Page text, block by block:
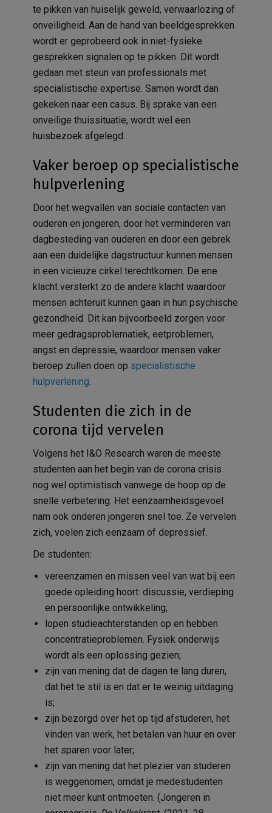
te pikken van huiselijk geweld, verwaarlozing of
onveiligheid. Aan de hand van beeldgesprekken
wordt er geprobeerd ook in niet-fysieke
gesprekken signalen op te pikken. Dit wordt
gedaan met steun van professionals met
specialistische expertise. Samen wordt dan
gekeken naar een casus. Bij sprake van een
onveilige thuissituatie, wordt wel een
huisbezoek afgelegd.
Vaker beroep op specialistische
hulpverlening
Door het wegvallen van sociale contacten van
ouderen en jongeren, door het verminderen van
dagbesteding van ouderen en door een gebrek
aan een duidelijke dagstructuur kunnen mensen
in een vicieuze cirkel terechtkomen. De ene
klacht versterkt zo de andere klacht waardoor
mensen achteruit kunnen gaan in hun psychische
gezondheid. Dit kan bijvoorbeeld zorgen voor
meer gedragsproblematiek, eetproblemen,
angst en depressie, waardoor mensen vaker
beroep zullen doen op specialistische
hulpverlening.
Studenten die zich in de
corona tijd vervelen
Volgens het I&O Research waren de meeste
studenten aan het begin van de corona crisis
nog wel optimistisch vanwege de hoop op de
snelle verbetering. Het eenzaamheidsgevoel
nam ook onderen jongeren snel toe. Ze vervelen
zich, voelen zich eenzaam of depressief.
De studenten:
vereenzamen en missen veel van wat bij een
goede opleiding hoort: discussie, verdieping
en persoonlijke ontwikkeling;
lopen studieachterstanden op en hebben
concentratieproblemen. Fysiek onderwijs
wordt als een oplossing gezien;
zijn van mening dat de dagen te lang duren,
dat het te stil is en dat er te weinig uitdaging
is;
zijn bezorgd over het op tijd afstuderen, het
vinden van werk, het betalen van huur en over
het sparen voor later;
zijn van mening dat het plezier van studeren
is weggenomen, omdat je medestudenten
niet meer kunt ontmoeten. (Jongeren in